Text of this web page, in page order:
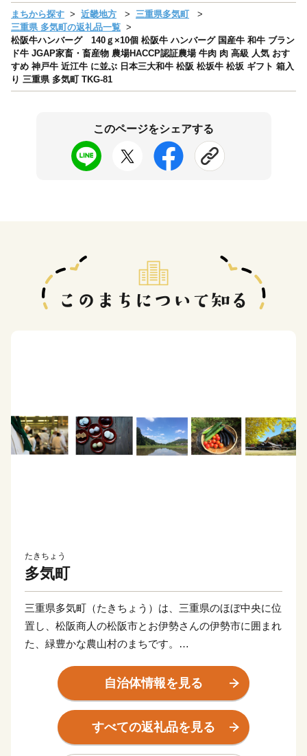
まちから探す 近畿地方
三重県多気町
三重県 多気町の返礼品一覧
松阪牛ハンバーグ 140ｇ×10個 松阪牛 ハンバーグ 国産牛 和牛 ブラン
ド牛 JGAP家畜・畜産物 農場HACCP認証農場 牛肉 肉 高級 人気 おす
すめ 神戸牛 近江牛 に並ぶ 日本三大和牛 松阪 松坂牛 松坂 ギフト 箱入
り 三重県 多気町 TKG-81
このページをシェアする
たきちょう
多気町
三重県多気町（たきちょう）は、三重県のほぼ中央に位
置し、松阪商人の松阪市とお伊勢さんの伊勢市に囲まれ
た、緑豊かな農山村のまちです。
命の意味があることから、多くの命を育む場所、命を支
えるのは食であることから、たくさんの食べ物が採れる
場所という意味があります。
世界のブランド松阪牛の全体の20％を肥育する一大産地
自治体情報を見る
すべての返礼品を見る